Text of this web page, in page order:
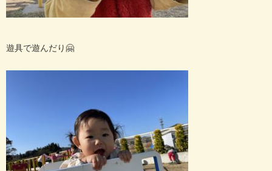
遊具で遊んだり🤗